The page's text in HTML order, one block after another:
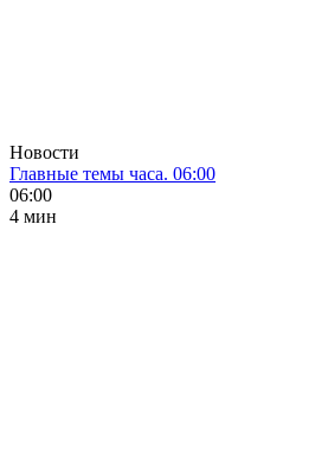
Новости
Главные темы часа. 06:00
06:00
4 мин